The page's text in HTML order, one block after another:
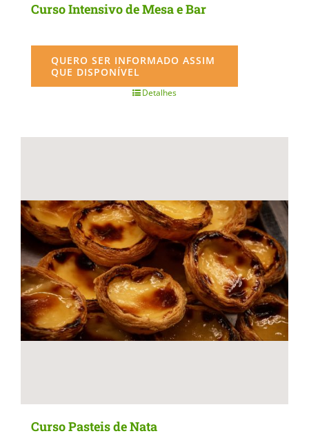
Curso Intensivo de Mesa e Bar
QUERO SER INFORMADO ASSIM
QUE DISPONÍVEL
Detalhes
Curso Pasteis de Nata